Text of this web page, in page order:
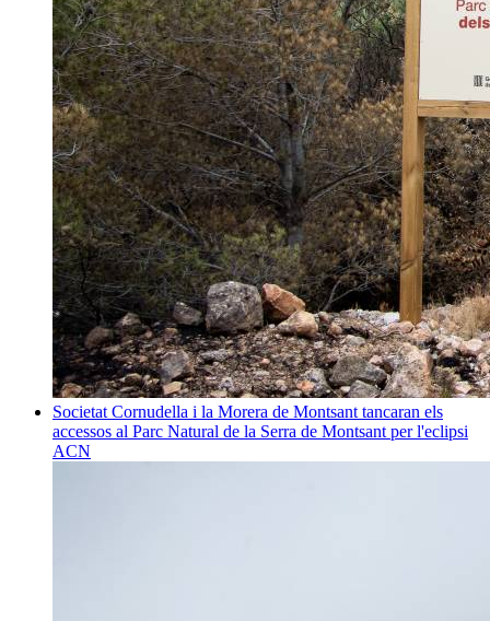
Societat Cornudella i la Morera de Montsant tancaran els
accessos al Parc Natural de la Serra de Montsant per l'eclipsi
ACN